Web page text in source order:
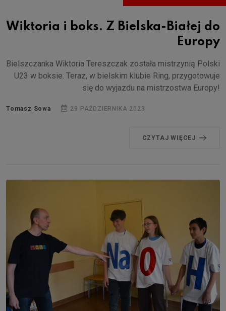
Wiktoria i boks. Z Bielska-Białej do
Europy
Bielszczanka Wiktoria Tereszczak została mistrzynią Polski
U23 w boksie. Teraz, w bielskim klubie Ring, przygotowuje
się do wyjazdu na mistrzostwa Europy!
Tomasz Sowa 29 PAŹDZIERNIKA 2023
CZYTAJ WIĘCEJ